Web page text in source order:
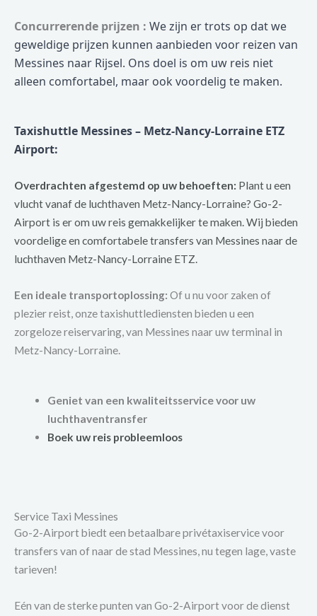
Concurrerende prijzen : We zijn er trots op dat we
geweldige prijzen kunnen aanbieden voor reizen van
Messines naar Rijsel. Ons doel is om uw reis niet
alleen comfortabel, maar ook voordelig te maken.
Taxishuttle Messines – Metz-Nancy-Lorraine ETZ
Airport:
Overdrachten afgestemd op uw behoeften: Plant u een
vlucht vanaf de luchthaven Metz-Nancy-Lorraine? Go-2-
Airport is er om uw reis gemakkelijker te maken. Wij bieden
voordelige en comfortabele transfers van Messines naar de
luchthaven Metz-Nancy-Lorraine ETZ.
Een ideale transportoplossing: Of u nu voor zaken of
plezier reist, onze taxishuttlediensten bieden u een
zorgeloze reiservaring, van Messines naar uw terminal in
Metz-Nancy-Lorraine.
Geniet van een kwaliteitsservice voor uw
luchthaventransfer
Boek uw reis probleemloos
Service Taxi Messines
Go-2-Airport biedt een betaalbare privétaxiservice voor
transfers van of naar de stad Messines, nu tegen lage, vaste
tarieven!
Eén van de sterke punten van Go-2-Airport voor de dienst